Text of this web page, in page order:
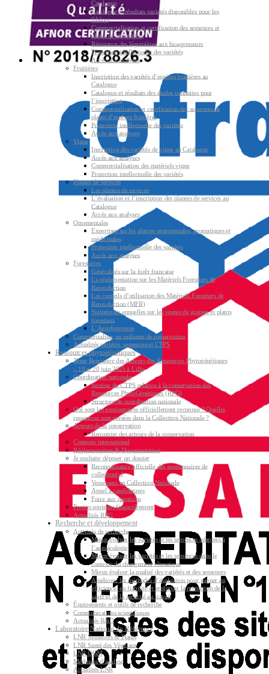
Catalogue
Catalogue et résultats variétés disponibles pour les
filières
Commercialisation et certification des semences et
plants de légumières
Résistance des légumières aux bioagresseurs
Protection intellectuelle des variétés
Accès aux analyses
Fruitières
Inscription des variétés d’espèces fruitières au
Catalogue
Catalogue et résultats des études conduites pour
l’inscription
Commercialisation et certification des semences &
plants d’espèces fruitières
Protection intellectuelle des variétés
Accès aux analyses
Vigne
Inscription des variétés de vigne au Catalogue
Accès aux analyses
Commercialisation des matériels vigne
Protection intellectuelle des variétés
Plantes de services
Les plantes de services
L’évaluation et l’inscription des plantes de services au
Catalogue
Accès aux analyses
Ornementales
Expertises sur les plantes ornementales, aromatiques et
médicinales
Protection intellectuelle des variétés
Accès aux analyses
Forestières
Généralités sur la forêt française
La réglementation sur les Matériels Forestiers de
Reproduction
Les conseils d’utilisation des Matériels Forestiers de
Reproduction (MFR)
Statistiques annuelles sur les ventes de graines et plants
forestiers
L’Agroforesterie
Commercialiser un mélange de préservation
Actualités variétés, semences et CTPS
Ressources phytogénétiques
3ème Rencontre des Acteurs des Ressources Phytogénétiques
– 19 et 20 juin 2025 à Lille
Coordination nationale
Section du CTPS relative à la conservation des
Ressources PhytoGénétiques (RPG)
Structure de coordination nationale
Qui sont les gestionnaires officiellement reconnus ? Quelles
ressources sont versées dans la Collection Nationale ?
Acteurs de la conservation
Rencontre des acteurs de la conservation
Contexte international
Réglementation & Documentation
Je souhaite déposer un dossier
Reconnaissance officielle des gestionnaires de
collection(s)
Versement en Collection Nationale
Appel à candidatures
Foire aux questions
Projets soutenus financièrement
Actualités RPG
Recherche et développement
Activités de recherche
Mieux évaluer les variétés et les semences adaptées à
l’agroécologie
Mieux évaluer les variétés et les semences dans le
contexte du changement climatique
Mieux évaluer la qualité des variétés et des semences
Améliorer les méthodes d’évaluation pour gagner en
efficience, en fiabilité et renforcer la protection de la
santé et de la sécurité au travail
Équipements et outils de recherche
Communications scientifiques
Actualités R&D
Laboratoire National de Référence
LNR Semences & Plants
LNR Santé des Végétaux
LNR OGM
Méthodes d’analyse
Actualités LNR